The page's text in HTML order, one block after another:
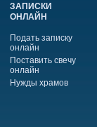
ЗАПИСКИ
ОНЛАЙН
Подать записку
онлайн
Поставить свечу
онлайн
Нужды храмов